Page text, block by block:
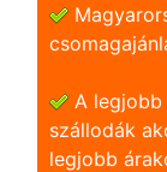
A
szállodák
legjobb